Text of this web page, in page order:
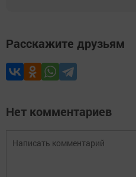
Расскажите друзьям
Нет комментариев